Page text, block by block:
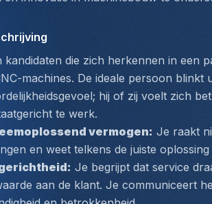
kandidaten die zich herkennen in een
machines. De ideale persoon blinkt
hij of zij voelt zich
te werk.
vermogen: Je raakt
en weet telkens de juiste
Je begrijpt dat service
aan de klant. Je communiceert